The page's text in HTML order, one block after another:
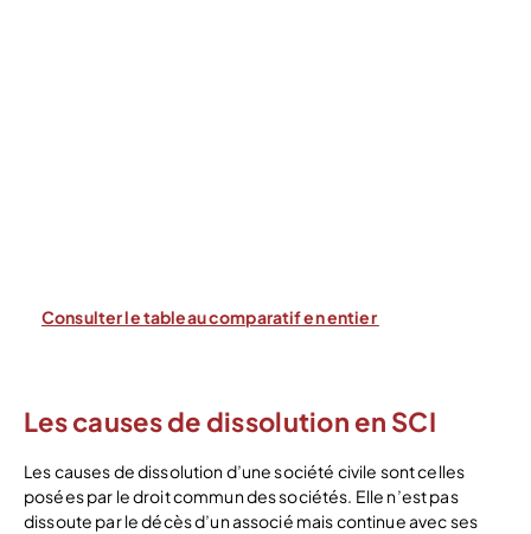
Consulter le tableau comparatif en entier
Les causes de dissolution en SCI
Les causes de dissolution d’une société civile sont celles
posées par le droit commun des sociétés. Elle n’est pas
dissoute par le décès d’un associé mais continue avec ses